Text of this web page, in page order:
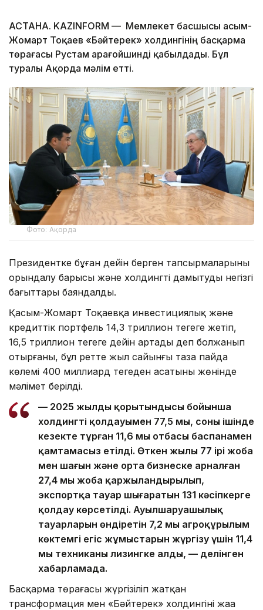
АСТАНА. KAZINFORM — Мемлекет басшысы Қасым-
Жомарт Тоқаев «Бәйтерек» холдингінің басқарма
төрағасы Рустам Қарағойшинді қабылдады. Бұл
туралы Ақорда мәлім етті.
Фото: Ақорда
Президентке бұған дейін берген тапсырмаларының
орындалу барысы және холдингті дамытудың негізгі
бағыттары баяндалды.
Қасым-Жомарт Тоқаевқа инвестициялық және
кредиттік портфель 14,3 триллион теңгеге жетіп,
16,5 триллион теңгеге дейін артады деп болжанып
отырғаны, бұл ретте жыл сайынғы таза пайда
көлемі 400 миллиард теңгеден асатыны жөнінде
мәлімет берілді.
— 2025 жылдың қорытындысы бойынша
холдингтің қолдауымен 77,5 мың, соның ішінде
кезекте тұрған 11,6 мың отбасы баспанамен
қамтамасыз етілді. Өткен жылы 77 ірі жоба
мен шағын және орта бизнеске арналған
27,4 мың жоба қаржыландырылып,
экспортқа тауар шығаратын 131 кәсіпкерге
қолдау көрсетілді. Ауылшаруашылық
тауарларын өндіретін 7,2 мың агроқұрылым
көктемгі егіс жұмыстарын жүргізу үшін 11,4
мың техниканы лизингке алды, — делінген
хабарламада.
Басқарма төрағасы жүргізіліп жатқан
трансформация мен «Бәйтерек» холдингінің жаңа